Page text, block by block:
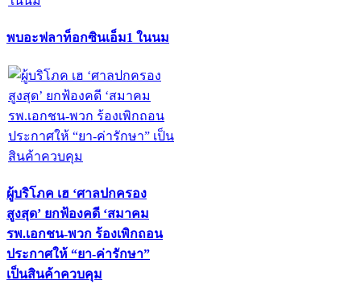
พบอะฟลาท็อกซินเอ็ม1 ในนม
ผู้บริโภค เฮ ‘ศาลปกครอง
สูงสุด’ ยกฟ้องคดี ‘สมาคม
รพ.เอกชน-พวก ร้องเพิกถอน
ประกาศให้ “ยา-ค่ารักษา”
เป็นสินค้าควบคุม